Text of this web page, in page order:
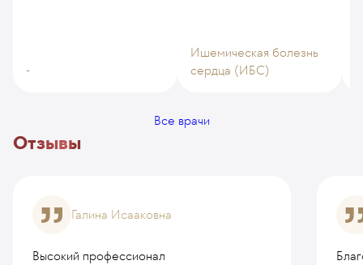
-
Ишемическая болезнь
сердца (ИБС)
Все врачи
Отзывы
Галина Исааковна
Высокий профессионал